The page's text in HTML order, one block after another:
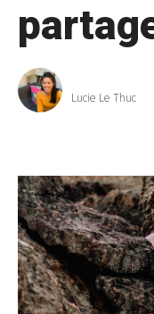
Lucie Le Thuc